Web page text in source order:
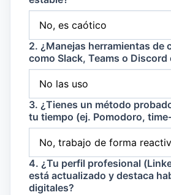
2. ¿Manejas herramientas de
como Slack, Teams o
3. ¿Tienes un método
tu tiempo (ej. Pomodoro,
4. ¿Tu perfil profesional
está actualizado y destaca
digitales?